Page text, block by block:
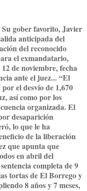
gober favorito, Javier
anticipada del
del reconocido
el exmandatario,
de noviembre, fecha
ante el juez... “El
el desvío de 1,670
así como por los
organizada. El
desaparición
lo que le ha
de la liberación
que apunta que
en abril del
completa de 9
tortas de El Borrego y
8 años y 7 meses,